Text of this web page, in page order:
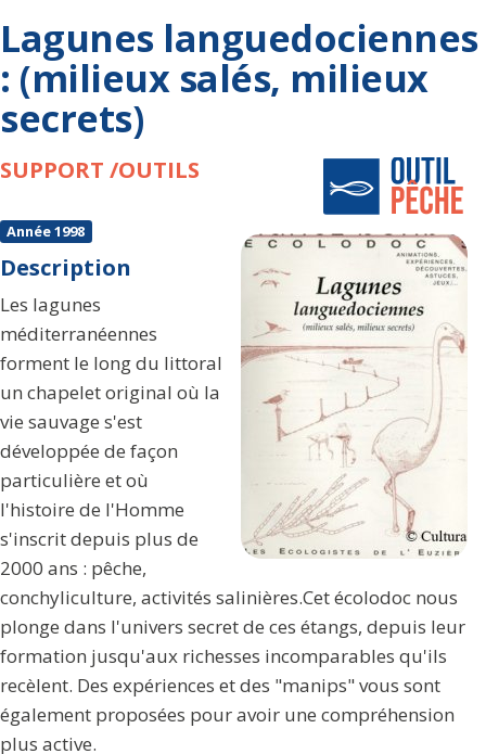
Lagunes languedociennes
: (milieux salés, milieux
secrets)
SUPPORT /OUTILS
Année 1998
Description
Les lagunes
méditerranéennes
forment le long du littoral
un chapelet original où la
vie sauvage s'est
développée de façon
particulière et où
l'histoire de l'Homme
s'inscrit depuis plus de
2000 ans : pêche,
conchyliculture, activités salinières.Cet écolodoc nous
plonge dans l'univers secret de ces étangs, depuis leur
formation jusqu'aux richesses incomparables qu'ils
recèlent. Des expériences et des "manips" vous sont
également proposées pour avoir une compréhension
plus active.